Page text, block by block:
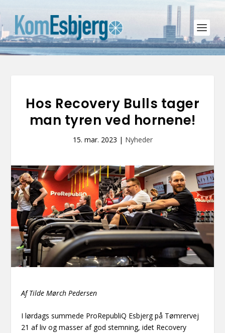
Hos Recovery Bulls tager
man tyren ved hornene!
15. mar. 2023 | Nyheder
Af Tilde Mørch Pedersen
I lørdags summede ProRepubliQ Esbjerg på Tømrervej
21 af liv og masser af god stemning, idet Recovery